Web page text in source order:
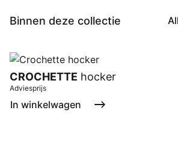
Binnen deze collectie
CROCHETTE hocker
Adviesprijs
In winkelwagen